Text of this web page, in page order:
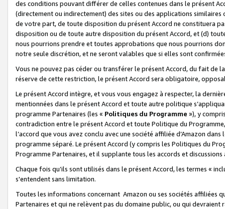
des conditions pouvant différer de celles contenues dans le présent
(directement ou indirectement) des sites ou des applications
de votre part, de toute disposition du présent Accord ne constituera
disposition ou de toute autre disposition du présent Accord, et (d)
nous pourrions prendre et toutes approbations que nous pourrions
notre seule discrétion, et ne seront valables que si elles sont
Vous ne pouvez pas céder ou transférer le présent Accord, du fait de
réserve de cette restriction, le présent Accord sera obligatoire,
Le présent Accord intègre, et vous vous engagez à respecter, la
mentionnées dans le présent Accord et toute autre politique
programme Partenaires (les « Politiques du Programme »), y
contradiction entre le présent Accord et toute Politique du
l’accord que vous avez conclu avec une société affiliée d’Amazon
programme séparé. Le présent Accord (y compris les Politiques du
Programme Partenaires, et il supplante tous les accords et discussions
Chaque fois qu’ils sont utilisés dans le présent Accord, les termes «
s'entendent sans limitation.
Toutes les informations concernant Amazon ou ses sociétés affiliées
Partenaires et qui ne relèvent pas du domaine public, ou qui